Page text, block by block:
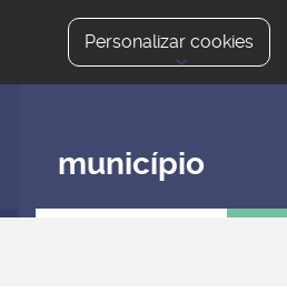
Personalizar cookies
município